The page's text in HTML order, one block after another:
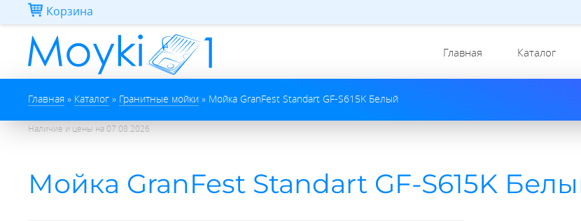
Перейти к основному содержанию
Корзина
Главная Каталог
Вы здесь
Главная » Каталог » Гранитные мойки » Мойка GranFest Standart GF-S615K Белый
Наличие и цены на 07.08.2026
Мойка GranFest Standart GF-S615K